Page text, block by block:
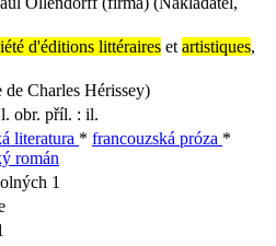
d'éditions littéraires et artistiques,
Charles Hérissey)
obr. příl. : il.
literatura * francouzská próza *
román
1